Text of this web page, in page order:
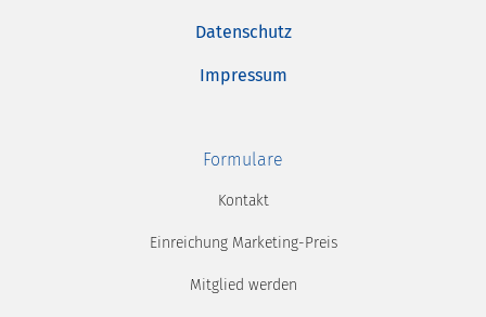
Datenschutz
Impressum
Formulare
Kontakt
Einreichung Marketing-Preis
Mitglied werden